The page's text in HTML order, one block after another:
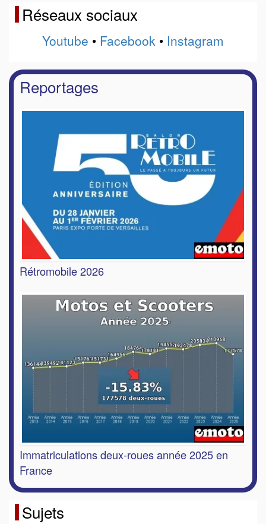
Réseaux sociaux
Youtube • Facebook • Instagram
Reportages
Rétromobile 2026
Immatriculations deux-roues année 2025 en
France
Sujets